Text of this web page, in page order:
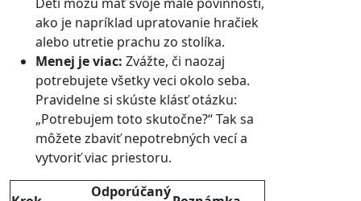
ako je napríklad upratovanie hračiek
alebo utretie prachu zo stolíka.
Menej je viac: Zvážte, či naozaj
potrebujete všetky veci okolo seba.
Pravidelne si skúste klásť otázku:
„Potrebujem toto skutočne?“ Tak sa
môžete zbaviť nepotrebných vecí a
vytvoriť viac priestoru.
Odporúčaný